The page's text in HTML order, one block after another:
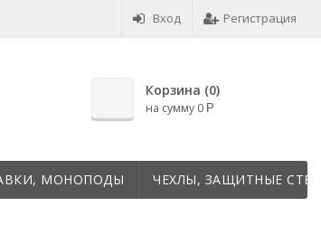
Вход Регистрация
Корзина (0)
на сумму 0 Р
МОНОПОДЫ ЧЕХЛЫ, ЗАЩИТНЫЕ